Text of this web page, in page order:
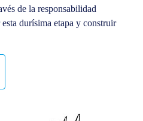
de la responsabilidad
durísima etapa y construir